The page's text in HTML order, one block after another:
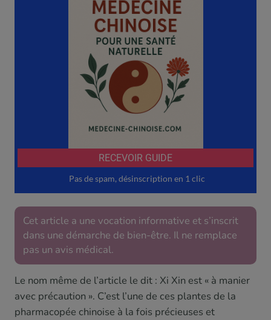
Cet article a une vocation informative et s’inscrit
dans une démarche de bien-être. Il ne remplace
pas un avis médical.
Le nom même de l’article le dit : Xi Xin est « à manier
avec précaution ». C’est l’une de ces plantes de la
pharmacopée chinoise à la fois précieuses et